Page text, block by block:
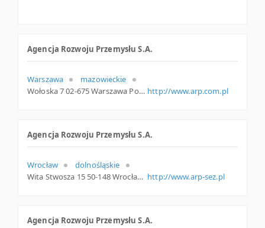
Agencja Rozwoju Przemysłu S.A.
Warszawa
mazowieckie
Wołoska 7 02-675 Warszawa Polska http://www.arp.com.pl
Agencja Rozwoju Przemysłu S.A.
Wrocław
dolnośląskie
Wita Stwosza 15 50-148 Wrocław Polska http://www.arp-sez.pl
Agencja Rozwoju Przemysłu S.A.